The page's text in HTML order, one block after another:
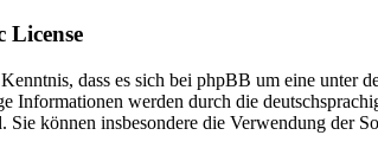
License
dass es sich bei phpBB um eine unter
Informationen werden durch die
Sie können insbesondere die Verwendung der